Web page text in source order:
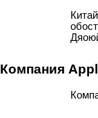
Компания